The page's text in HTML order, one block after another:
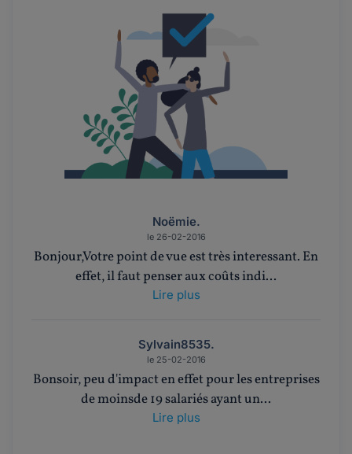
Noëmie.
le 26-02-2016
Bonjour,Votre point de vue est très interessant. En
effet, il faut penser aux coûts indi...
Lire plus
Sylvain8535.
le 25-02-2016
Bonsoir, peu d'impact en effet pour les entreprises
de moinsde 19 salariés ayant un...
Lire plus